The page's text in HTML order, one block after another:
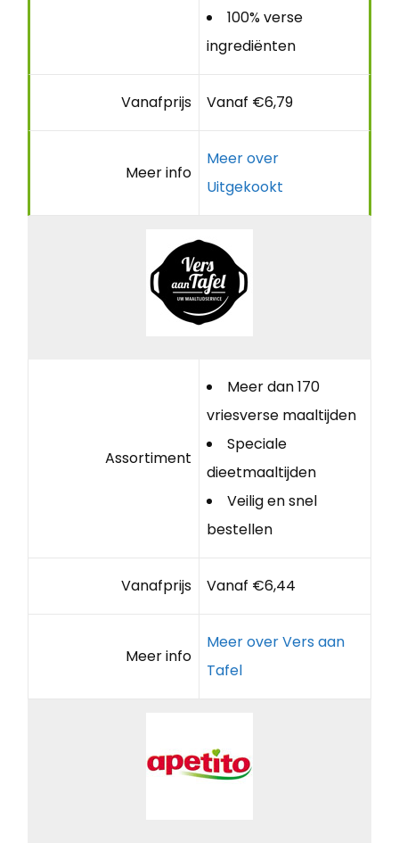
100% verse
ingrediënten
Vanafprijs Vanaf €6,79
Meer info
Meer over
Uitgekookt
Assortiment
Meer dan 170
vriesverse maaltijden
Speciale
dieetmaaltijden
Veilig en snel
bestellen
Vanafprijs Vanaf €6,44
Meer info
Meer over Vers aan
Tafel